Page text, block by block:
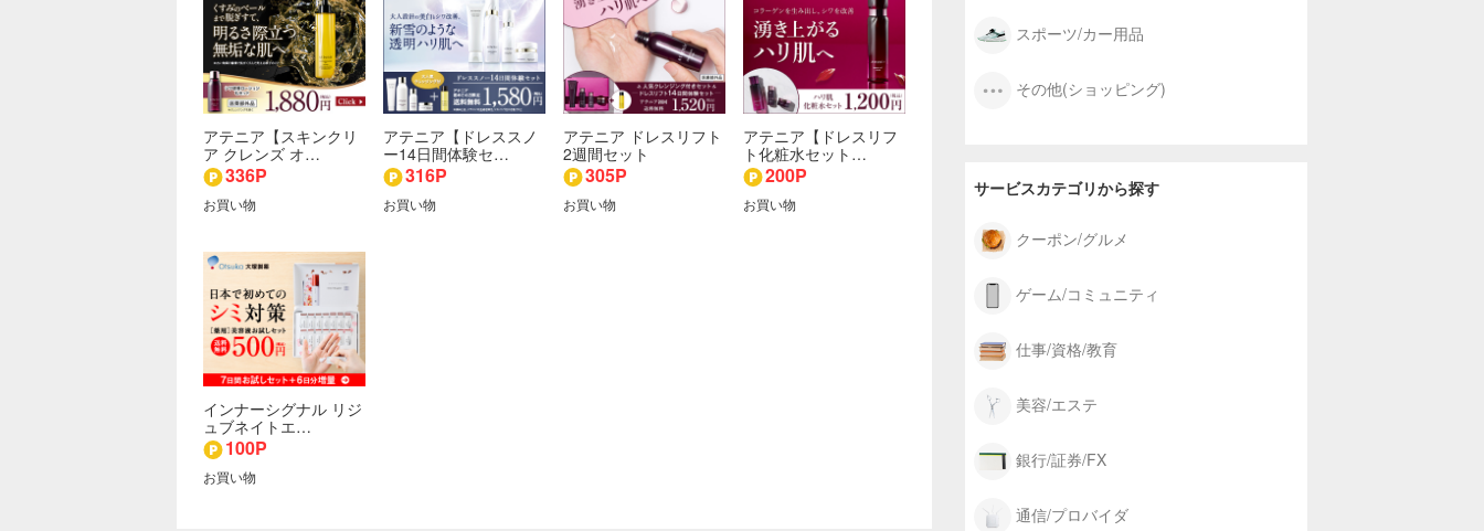
アテニア【スキンクリ
ア クレンズ オ…
336P
お買い物
アテニア【ドレススノ
ー14日間体験セ…
316P
お買い物
アテニア ドレスリフト
2週間セット
305P
お買い物
アテニア【ドレスリフ
ト化粧水セット…
200P
お買い物
インナーシグナル リジ
ュブネイトエ…
100P
お買い物
スポーツ/カー用品
その他(ショッピング)
サービスカテゴリから探す
クーポン/グルメ
ゲーム/コミュニティ
仕事/資格/教育
美容/エステ
銀行/証券/FX
通信/プロバイダ